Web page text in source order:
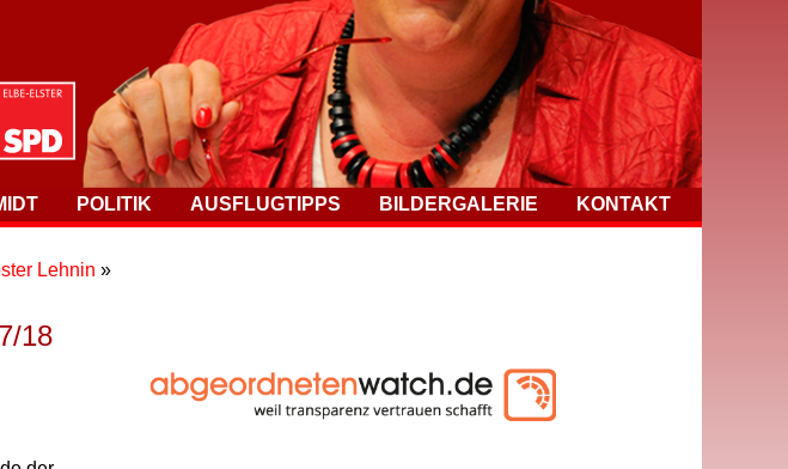
POLITIK AUSFLUGTIPPS BILDERGALERIE KONTAKT
Lehnin »
18